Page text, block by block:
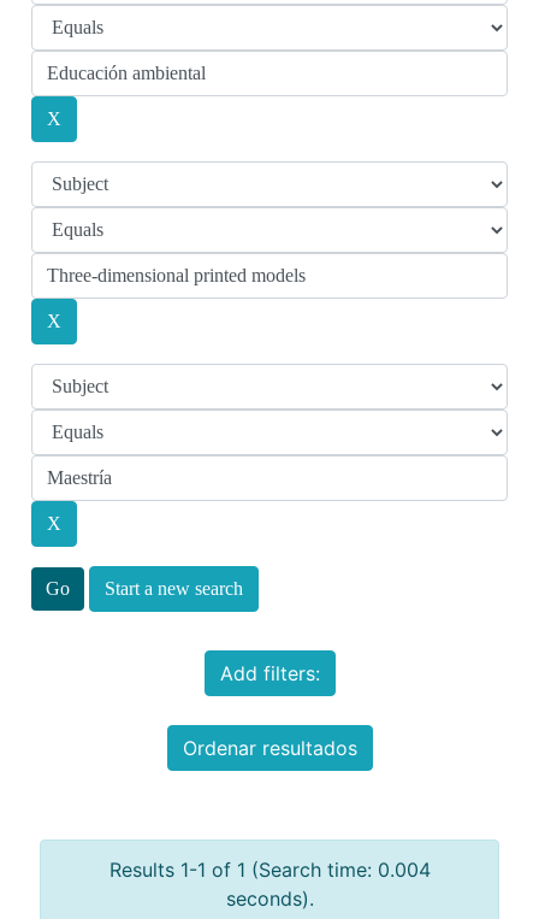
Start a new search
Add filters:
Ordenar resultados
Results 1-1 of 1 (Search time: 0.004
seconds).